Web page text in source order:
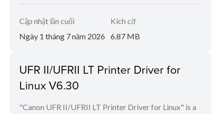
Cập nhật lần cuối
Ngày 1 tháng 7 năm 2026
Kích cỡ
6.87 MB
UFR II/UFRII LT Printer Driver for
Linux V6.30
"Canon UFR II/UFRII LT Printer Driver for Linux" is a